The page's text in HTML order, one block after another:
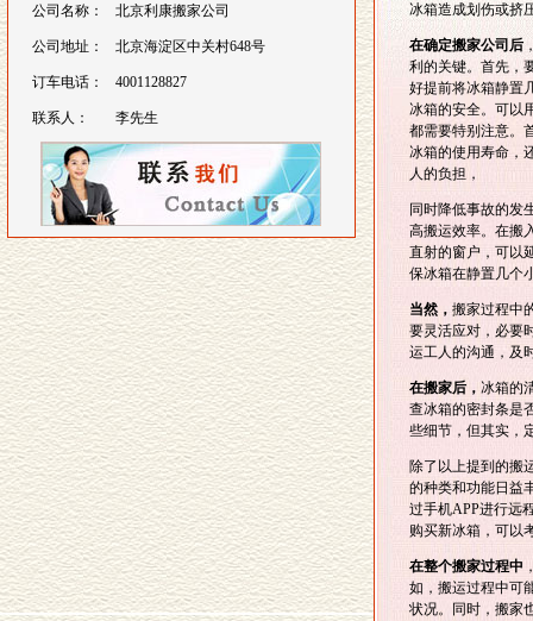
公司名称： 北京利康搬家公司
公司地址： 北京海淀区中关村648号
订车电话： 4001128827
联系人： 李先生
冰箱造成划伤或挤
在确定搬家公司后
利的关键。首先，
好提前将冰箱静置
冰箱的安全。可以
都需要特别注意。
冰箱的使用寿命，
人的负担，
同时降低事故的发
高搬运效率。在搬
直射的窗户，可以
保冰箱在静置几个
当然， 搬家过程中
要灵活应对，必要
运工人的沟通，及
在搬家后， 冰箱的
查冰箱的密封条是
些细节，但其实，
除了以上提到的搬
的种类和功能日益
过手机APP进行远
购买新冰箱，可以
在整个搬家过程中
如，搬运过程中可
状况。同时，搬家